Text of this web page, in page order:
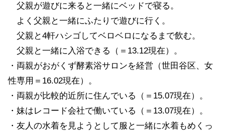
父親が遊びに来ると一緒にベッドで寝る。
よく父親と一緒にふたりで遊びに行く。
父親と4軒ハシゴしてベロベロになるまで飲む。
父親と一緒に入浴できる（＝13.12現在）。
・両親がおがくず酵素浴サロンを経営（世田谷区、女
性専用＝16.02現在）。
・両親が比較的近所に住んでいる（＝15.07現在）。
・妹はレコード会社で働いている（＝13.07現在）。
・友人の水着を見ようとして服と一緒に水着もめくっ